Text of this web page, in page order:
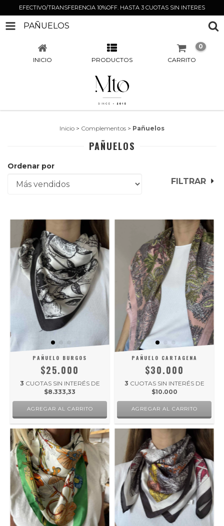
EFECTIVO/TRANSFERENCIA 10%OFF. HASTA 3 CUOTAS SIN INTERES
PAÑUELOS
INICIO PRODUCTOS CARRITO
0
Inicio > Complementos > Pañuelos
PAÑUELOS
Ordenar por
FILTRAR
PAÑUELO BURGOS
$25.000
3 CUOTAS SIN INTERÉS DE
$8.333,33
PAÑUELO CARTAGENA
$30.000
3 CUOTAS SIN INTERÉS DE
$10.000